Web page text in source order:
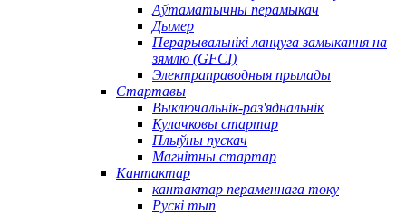
Аўтаматычны перамыкач
Дымер
Перарывальнікі ланцуга замыкання на
зямлю (GFCI)
Электраправодныя прылады
Стартавы
Выключальнік-раз'яднальнік
Кулачковы стартар
Плыўны пускач
Магнітны стартар
Кантактар
кантактар ​​пераменнага току
Рускі тып